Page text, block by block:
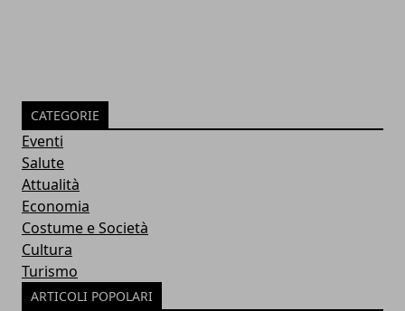
CATEGORIE
Eventi
Salute
Attualità
Economia
Costume e Società
Cultura
Turismo
ARTICOLI POPOLARI